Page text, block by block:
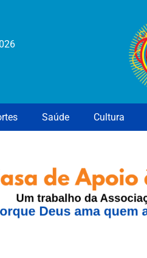
Saúde Cultura